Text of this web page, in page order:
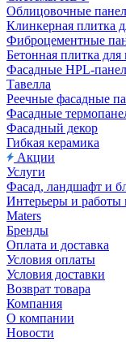
Облицовочные
Клинкерная плитка
Фиброцементные
Бетонная плитка
Фасадные HPL-
Тавелла
Реечные фасадные
Фасадные
Фасадный декор
Гибкая керамика
Акции
Услуги
Фасад, ландшафт и
Интерьеры и
Maters
Бренды
Оплата и доставка
Условия оплаты
Условия доставки
Возврат товара
Компания
О компании
Новости